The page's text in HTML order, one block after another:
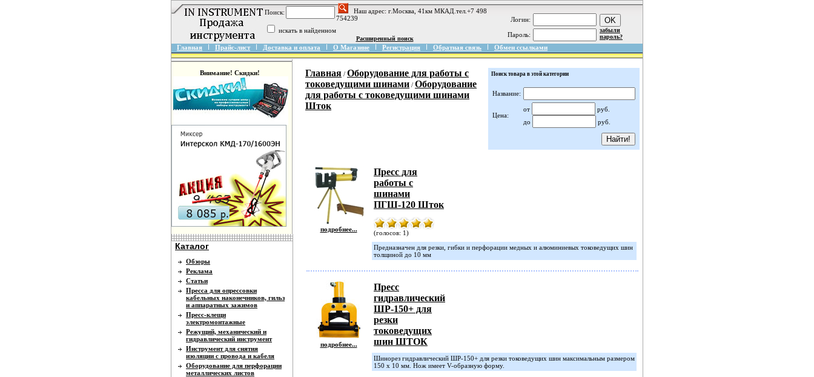
Поиск:
Наш адрес: г.Москва, 41км МКАД.тел.+7 498
754239
искать в найденном
Расширенный поиск
Логин:
Пароль:
забыли
пароль?
Главная Прайс-лист Доставка и оплата О Магазине Регистрация Обратная связь Обмен ссылками
Внимание! Скидки!
Каталог
Обзоры
Реклама
Статьи
Пресса для опрессовки
кабельных наконечников, гильз
и аппаратных зажимов
Пресс-клещи
электромонтажные
Режущий, механический и
гидравлический инструмент
Инструмент для снятия
изоляции с провода и кабеля
Оборудование для перфорации
металлических листов
Главная / Оборудование для работы с
токоведущими шинами / Оборудование
для работы с токоведущими шинами
Шток
Поиск товара в этой категории
Название:
Цена:
от
руб.
до
руб.
подробнее...
Пресс для
работы с
шинами
ПГШ-120 Шток
(голосов: 1)
Предназначен для резки, гибки и перфорации медных и алюминиевых токоведущих шин
толщиной до 10 мм
подробнее...
Пресс
гидравлический
ШР-150+ для
резки
токоведущих
шин ШТОК
Шинорез гидравлический ШР-150+ для резки токоведущих шин максимальным размером
150 х 10 мм. Нож имеет V-образную форму.